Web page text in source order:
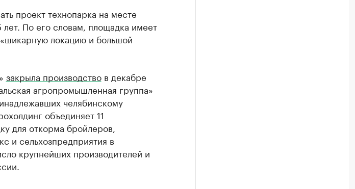
проект технопарка на месте
По его словам, площадка имеет
локацию и большой
закрыла производствов декабре
агропромышленная группа»
челябинскому
объединяет 11
для откорма бройлеров,
и сельхозпредприятия в
крупнейших производителей и